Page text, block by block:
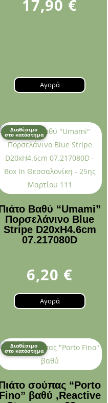
17,90 €
Αγορά
Διαθέσιμο
στο κατάστημα
Βαθύ “Umami”
Πορσελάνινο Blue
Stripe D20xH4.6cm
07.217080D
6,20 €
Αγορά
Διαθέσιμο
στο κατάστημα
σούπας “Porto
Fino” βαθύ ,Reactive